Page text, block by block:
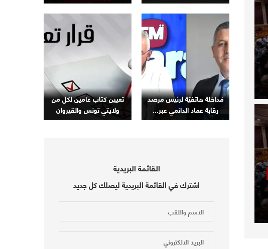
مُداخلة هاتفيّة لرئيس مرصد
رقابة عماد الدائمي عبر...
تعيين كتاب عامين لكل من
ولايتي تونس والقيروان
القائمة البريدية
اشترك في القائمة البريدية ليصلك كل جديد